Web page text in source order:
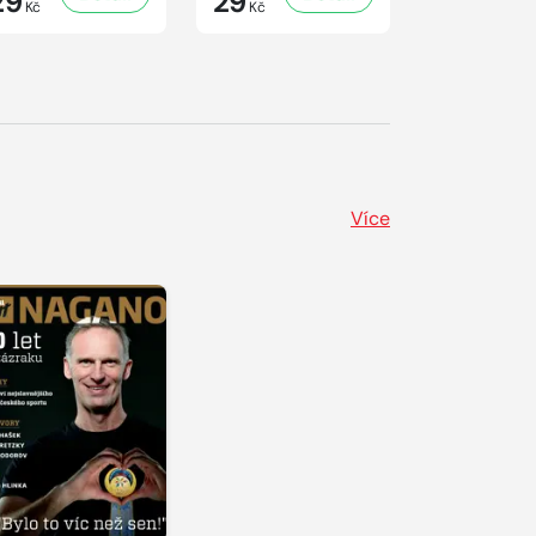
Kč Kč
Více